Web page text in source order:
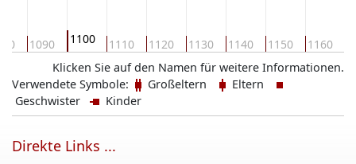
1090 1100 1110 1120 1130 1140 1150 1160
Klicken Sie auf den Namen für weitere Informationen.
Verwendete Symbole:
Großeltern
Eltern
Geschwister
Kinder
Direkte Links ...